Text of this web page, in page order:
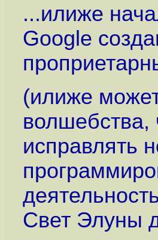
...илиже
Google
(илиже
исправлять
Свет Элуны